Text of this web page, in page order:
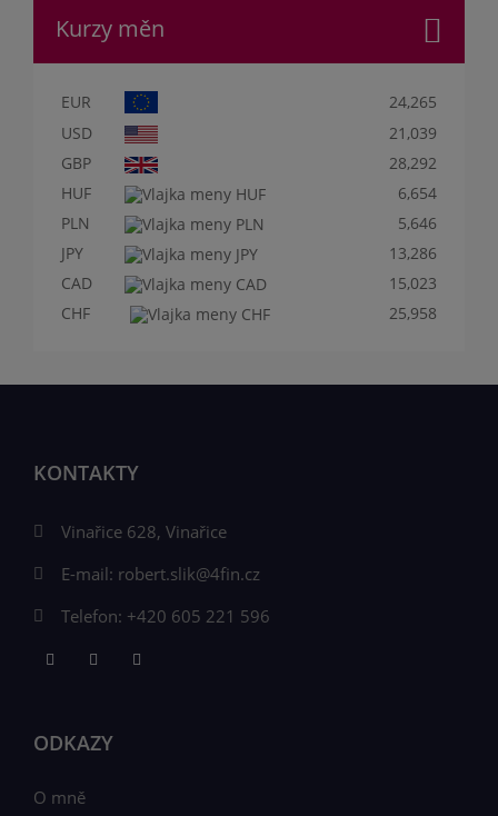
Kurzy měn
EUR
24,265
USD
21,039
GBP
28,292
HUF
6,654
PLN
5,646
JPY
13,286
CAD
15,023
CHF
25,958
KONTAKTY
Vinařice 628, Vinařice
E-mail: robert.slik@4fin.cz
Telefon: +420 605 221 596
ODKAZY
O mně